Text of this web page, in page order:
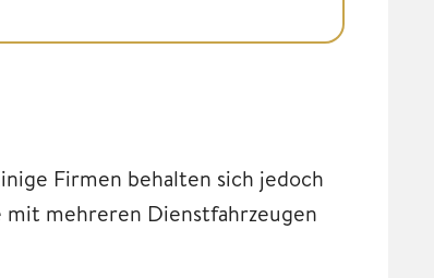
Firmen behalten sich jedoch
mehreren Dienstfahrzeugen